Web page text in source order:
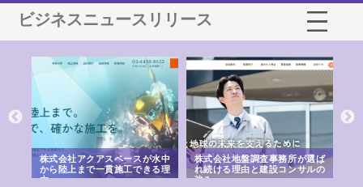
ビジネスニュースリリース
株式会社アクアスペースが水中
から陸上まで一貫施工できる理
由
株式会社地盤調査事務所が選ば
れ続ける理由と建設コンサルの
強み